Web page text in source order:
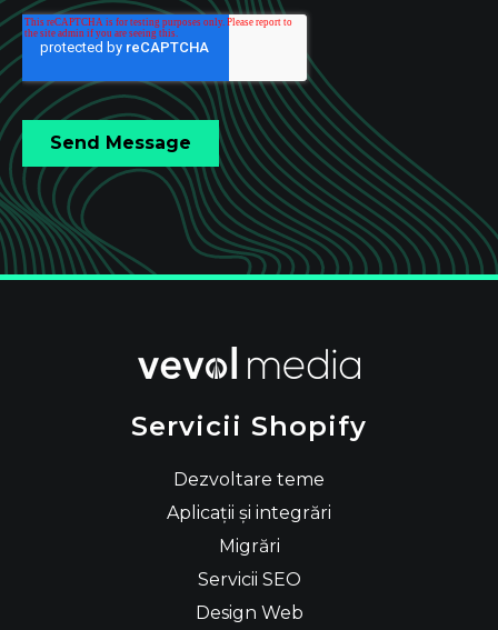
Servicii Shopify
Dezvoltare teme
Aplicații și integrări
Migrări
Servicii SEO
Design Web